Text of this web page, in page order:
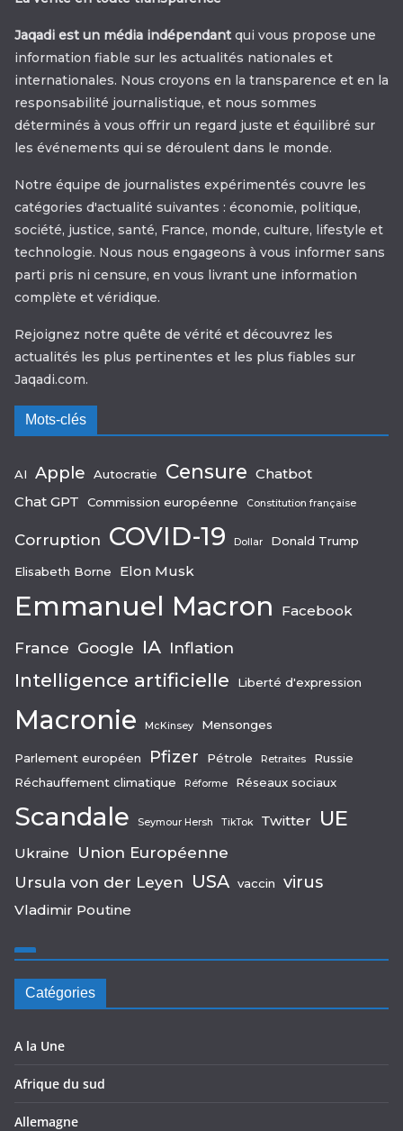
Jaqadi est un média indépendant qui vous propose une
information fiable sur les actualités nationales et
internationales. Nous croyons en la transparence et en la
responsabilité journalistique, et nous sommes
déterminés à vous offrir un regard juste et équilibré sur
les événements qui se déroulent dans le monde.
Notre équipe de journalistes expérimentés couvre les
catégories d'actualité suivantes : économie, politique,
société, justice, santé, France, monde, culture, lifestyle et
technologie. Nous nous engageons à vous informer sans
parti pris ni censure, en vous livrant une information
complète et véridique.
Rejoignez notre quête de vérité et découvrez les
actualités les plus pertinentes et les plus fiables sur
Jaqadi.com.
Mots-clés
AI Apple Autocratie Censure Chatbot
Chat GPT
Commission européenne Constitution française
Corruption COVID-19 Dollar Donald Trump
Elisabeth Borne Elon Musk
Emmanuel Macron Facebook
France Google IA Inflation
Intelligence artificielle Liberté d'expression
Macronie McKinsey Mensonges
Parlement européen Pfizer Pétrole Retraites
Russie
Réchauffement climatique
Réforme Réseaux sociaux
Scandale Seymour Hersh TikTok Twitter UE
Ukraine
Union Européenne
Ursula von der Leyen USA vaccin virus
Vladimir Poutine
Catégories
A la Une
Afrique du sud
Allemagne